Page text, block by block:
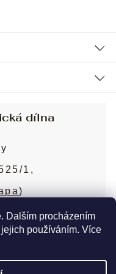
Dalším procházením
používáním. Více
dílna
1,
)
. Všechna práva